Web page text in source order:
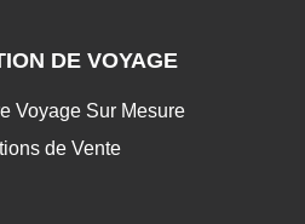
DE VOYAGE
Voyage Sur Mesure
de Vente